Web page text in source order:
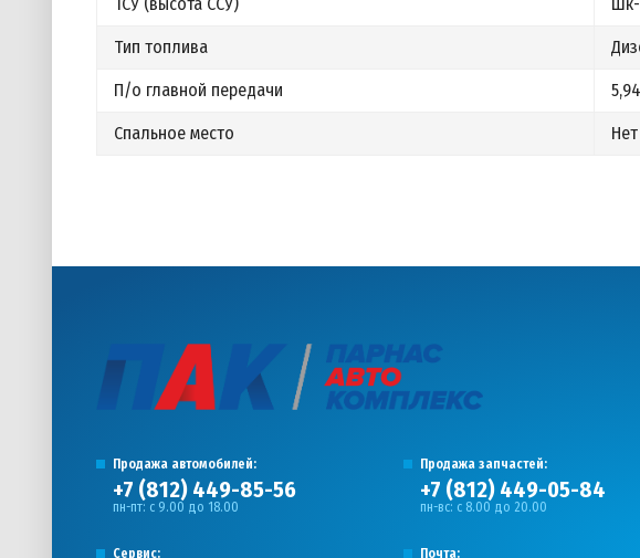
Тип топлива
П/о главной передачи 5,94
Спальное место Нет
Продажа автомобилей:
+7 (812) 449-85-56
пн-пт: с 9.00 до 18.00
Продажа запчастей:
+7 (812) 449-05-84
пн-вс: с 8.00 до 20.00
Сервис: Почта: